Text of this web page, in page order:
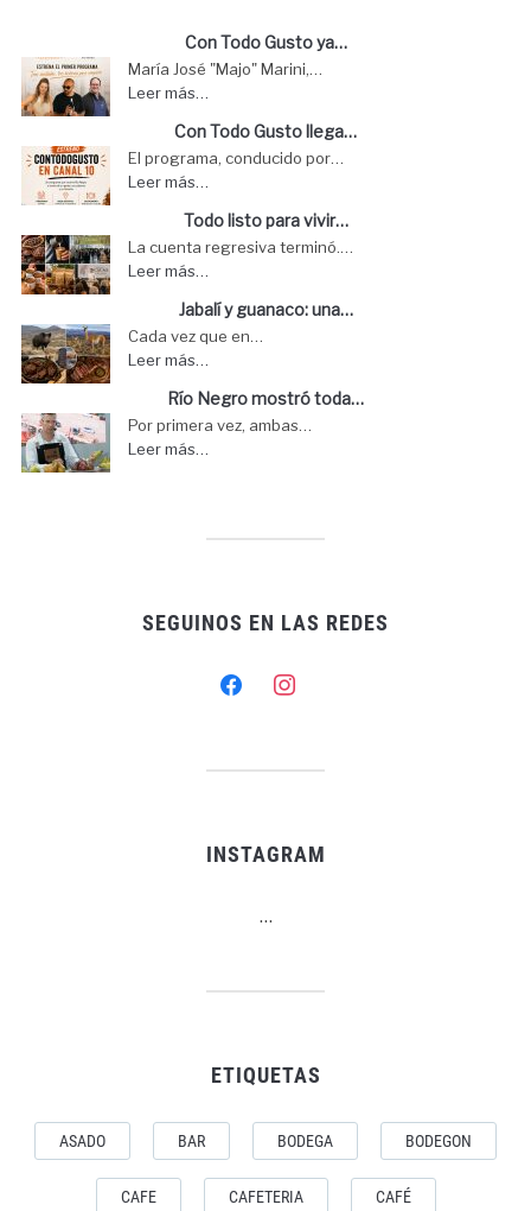
Con Todo Gusto ya…
María José "Majo" Marini,…
Leer más…
Con Todo Gusto llega…
El programa, conducido por…
Leer más…
Todo listo para vivir…
La cuenta regresiva terminó.…
Leer más…
Jabalí y guanaco: una…
Cada vez que en…
Leer más…
Río Negro mostró toda…
Por primera vez, ambas…
Leer más…
SEGUINOS EN LAS REDES
facebookinstagram
INSTAGRAM
…
ETIQUETAS
ASADO BAR BODEGA BODEGON
CAFE CAFETERIA CAFÉ